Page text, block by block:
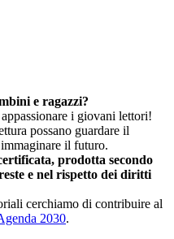
e ragazzi?
i giovani lettori!
possano guardare il
il futuro.
prodotta secondo
e nel rispetto dei diritti
cerchiamo di contribuire al
2030.